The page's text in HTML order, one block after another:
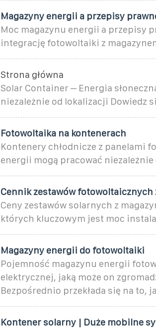
Magazyny energii a przepisy
Moc magazynu energii a przepisy
integrację fotowoltaiki z
Strona główna
Solar Container – Energia
niezależnie od lokalizacji Dowiedz
Fotowoltaika na kontenerach
Kontenery chłodnicze z panelami
energii mogą pracować
Cennik zestawów fotowoltaicznych
Ceny zestawów solarnych z
których kluczowym jest moc
Magazyny energii do fotowoltaiki
Pojemność magazynu energii
elektrycznej, jaką może on
Bezpośrednio przekłada się na to,
Kontener solarny | Duże mobilne